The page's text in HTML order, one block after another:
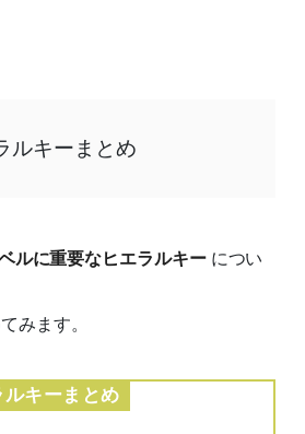
ルキーまとめ
ルに重要なヒエラルキーについ
みます。
キーまとめ